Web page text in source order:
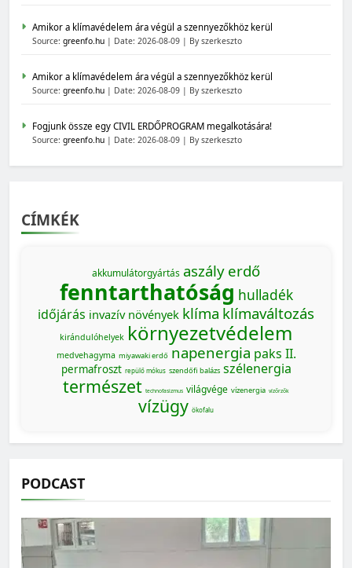
Amikor a klímavédelem ára végül a szennyezőkhöz kerül
Source: greenfo.hu Date: 2026-08-09 By szerkeszto
Amikor a klímavédelem ára végül a szennyezőkhöz kerül
Source: greenfo.hu Date: 2026-08-09 By szerkeszto
Fogjunk össze egy CIVIL ERDŐPROGRAM megalkotására!
Source: greenfo.hu Date: 2026-08-09 By szerkeszto
CÍMKÉK
akkumulátorgyártás aszály erdő
fenntarthatóság hulladék
időjárás invazív növények klíma klímaváltozás
kirándulóhelyek környezetvédelem
medvehagyma miyawaki erdő napenergia paks II.
permafroszt repülő mókus szendőfi balázs szélenergia
természet technofasizmus világvége vízenergia vízőrzők
vízügy ökofalu
PODCAST